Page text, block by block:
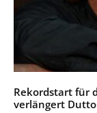
Rekordstart für
verlängert